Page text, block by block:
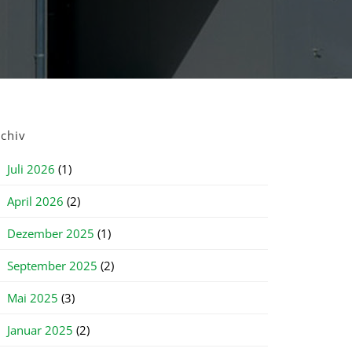
Juli 2026 (1)
April 2026 (2)
Dezember 2025 (1)
September 2025 (2)
Mai 2025 (3)
Januar 2025 (2)